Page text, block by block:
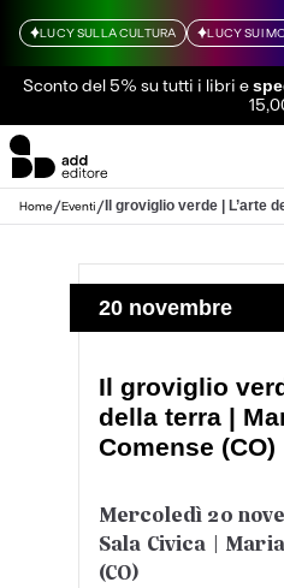
LUCY SULLA CULTURA LUCY SUI
Sconto del 5% su tutti i libri e
Home/Eventi/ Il groviglio verde | L’arte
20 novembre
Il groviglio
della terra |
Comense (CO)
Mercoledì 20
Sala Civica |
(CO)